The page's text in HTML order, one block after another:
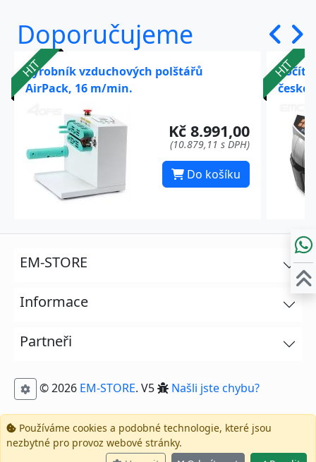
Doporučujeme
HIT
Výrobník vzduchových polštářů
AirPack, 16 m/min.
Kč 8.991,00
(10.879,11 s DPH)
Do košíku
HIT
české
EM-STORE
Informace
Partneři
© 2026 EM-STORE. V5 Našli jste chybu?
Používáme cookies a podobné technologie, které jsou
nezbytné pro provoz webové stránky.